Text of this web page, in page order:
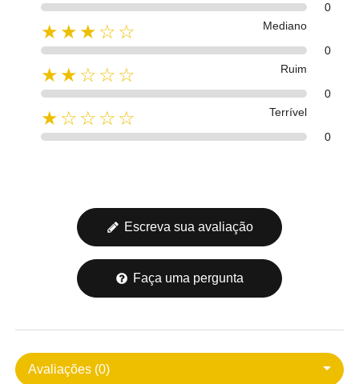
0
★★★☆☆
Mediano
0
★★☆☆☆
Ruim
0
★☆☆☆☆
Terrível
0
Escreva sua avaliação
Faça uma pergunta
Avaliações (0)